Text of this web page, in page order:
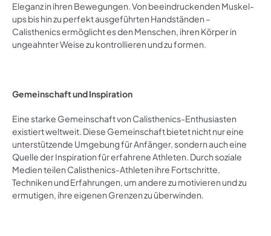
Eleganz in ihren Bewegungen. Von beeindruckenden Muskel-
ups bis hin zu perfekt ausgeführten Handständen –
Calisthenics ermöglicht es den Menschen, ihren Körper in
ungeahnter Weise zu kontrollieren und zu formen.
Gemeinschaft und Inspiration
Eine starke Gemeinschaft von Calisthenics-Enthusiasten
existiert weltweit. Diese Gemeinschaft bietet nicht nur eine
unterstützende Umgebung für Anfänger, sondern auch eine
Quelle der Inspiration für erfahrene Athleten. Durch soziale
Medien teilen Calisthenics-Athleten ihre Fortschritte,
Techniken und Erfahrungen, um andere zu motivieren und zu
ermutigen, ihre eigenen Grenzen zu überwinden.